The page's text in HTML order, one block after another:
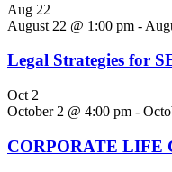
Aug 22
August 22 @ 1:00 pm -
Legal Strategies for
Oct 2
October 2 @ 4:00 pm -
CORPORATE LIFE